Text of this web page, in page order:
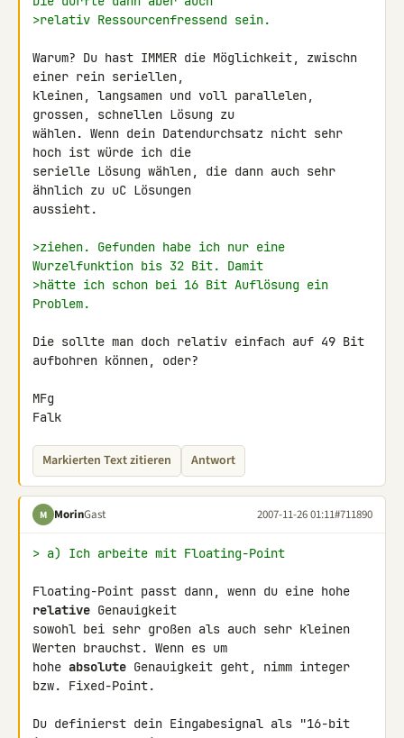
>relativ Ressourcenfressend sein.
Warum? Du hast IMMER die Möglichkeit, zwischn
einer rein seriellen,
kleinen, langsamen und voll parallelen,
grossen, schnellen Lösung zu
wählen. Wenn dein Datendurchsatz nicht sehr
hoch ist würde ich die
serielle Lösung wählen, die dann auch sehr
ähnlich zu uC Lösungen
aussieht.
>ziehen. Gefunden habe ich nur eine
Wurzelfunktion bis 32 Bit. Damit
>hätte ich schon bei 16 Bit Auflösung ein
Problem.
Die sollte man doch relativ einfach auf 49 Bit
aufbohren können, oder?
MFg
Falk
Markierten Text zitieren Antwort
M MorinGast 2007-11-26 01:11#711890
> a) Ich arbeite mit Floating-Point
relative Genauigkeit
sowohl bei sehr großen als auch sehr kleinen
Werten brauchst. Wenn es um
hohe absolute Genauigkeit geht, nimm integer
bzw. Fixed-Point.
Du definierst dein Eingabesignal als "16-bit